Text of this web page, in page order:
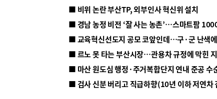
■ 비위 논란 부산TP, 외부인사 혁신위 설치
■ 르노 못 타는 부산시장…관용차 규정에 막힌
■ 마산 원도심 행정·주거복합단지 연내 준공 수